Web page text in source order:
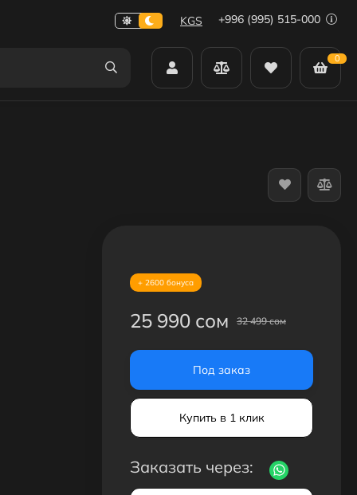
KGS +996 (995) 515-000
0
+ 2600 бонуса
25 990 сом 32 499 сом
Под заказ
Купить в 1 клик
Заказать через: